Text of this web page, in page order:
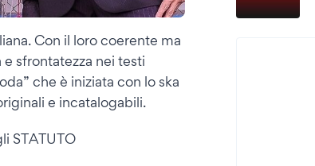
Con il loro coerente ma
sfrontatezza nei testi
che è iniziata con lo ska
e incatalogabili.
STATUTO